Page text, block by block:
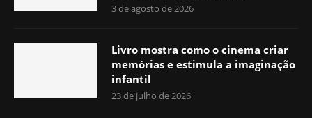
3 de agosto de 2026
Livro mostra como o cinema criar
memórias e estimula a imaginação
infantil
23 de julho de 2026